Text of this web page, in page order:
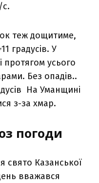
с.
теж дощитиме,
градусів. У
протягом усього
Без опадів..
На Уманщині
з-за хмар.
погоди
свято Казанської
вважався